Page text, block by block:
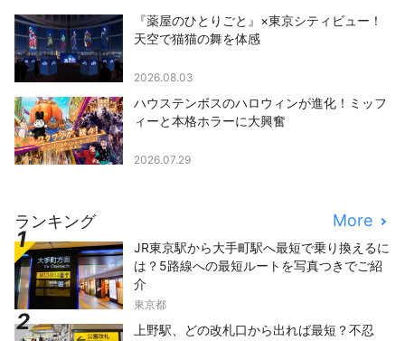
『薬屋のひとりごと』×東京シティビュー！
天空で猫猫の舞を体感
2026.08.03
ハウステンボスのハロウィンが進化！ミッフ
ィーと本格ホラーに大興奮
2026.07.29
ランキング More
JR東京駅から大手町駅へ最短で乗り換えるに
は？5路線への最短ルートを写真つきでご紹
介
東京都
上野駅、どの改札口から出れば最短？不忍